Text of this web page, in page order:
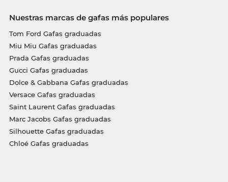
Nuestras marcas de gafas más populares
Tom Ford Gafas graduadas
Miu Miu Gafas graduadas
Prada Gafas graduadas
Gucci Gafas graduadas
Dolce & Gabbana Gafas graduadas
Versace Gafas graduadas
Saint Laurent Gafas graduadas
Marc Jacobs Gafas graduadas
Silhouette Gafas graduadas
Chloé Gafas graduadas